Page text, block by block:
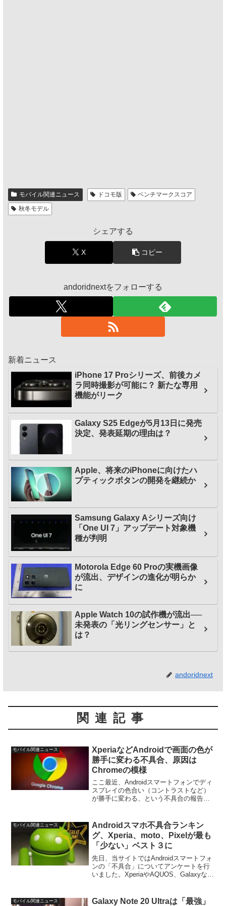
モバイル関連ニュース ドコモ版
ベンチマークスコア
秋冬モデル
シェアする
X コピー
andoridnextをフォローする
新着ニュース
iPhone 17 Proシリーズ、前後カメ
ラ同時撮影が可能に？ 新たな専用
機能がリーク
Galaxy S25 Edgeが5月13日に発売
決定、発表延期の理由は？
Apple、将来のiPhoneに向けたハ
プティックボタンの開発を継続か
Samsung Galaxy Aシリーズ向け
「One UI 7」アップデート対象機
種が判明
Motorola Edge 60 Proの実機画像
が流出、デザインの進化が明らか
に
Apple Watch 10の試作機が流出──
未発表の「光リングセンサー」と
は？
andoridnext
関連記事
モバイル関連ニュース
XperiaなどAndroidで画面の色が
勝手に変わる不具合、原因は
Chromeの模様
ここ最近、Androidスマートフォンでディ
スプレイの色合い（コントラストなど）
が勝手に変わる、という不具合の報告を
生条件などこの問題、国内ではXperiaが
多いのです...
モバイル関連ニュース
Androidスマホ不具合ランキン
グ、Xperia、moto、Pixelが最も
「少ない」ベスト３に
先日、当サイトではAndroidスマートフォ
ンの「不具合」についてアンケートを行
いました。XperiaやAQUOS、Galaxyなど
しているメーカーまで、合計12メー...
モバイル関連ニュース
Galaxy Note 20 Ultraは「最強」